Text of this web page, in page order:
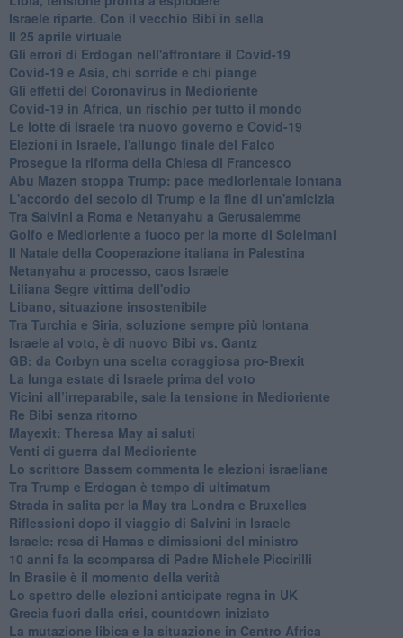
Israele riparte. Con il vecchio Bibi in sella
Il 25 aprile virtuale
Gli errori di Erdogan nell'affrontare il Covid-19
Covid-19 e Asia, chi sorride e chi piange
Gli effetti del Coronavirus in Medioriente
Covid-19 in Africa, un rischio per tutto il mondo
Le lotte di Israele tra nuovo governo e Covid-19
Elezioni in Israele, l'allungo finale del Falco
Prosegue la riforma della Chiesa di Francesco
Abu Mazen stoppa Trump: pace mediorientale lontana
L'accordo del secolo di Trump e la fine di un'amicizia
Tra Salvini a Roma e Netanyahu a Gerusalemme
Golfo e Medioriente a fuoco per la morte di Soleimani
Il Natale della Cooperazione italiana in Palestina
Netanyahu a processo, caos Israele
Liliana Segre vittima dell'odio
Libano, situazione insostenibile
Tra Turchia e Siria, soluzione sempre più lontana
Israele al voto, è di nuovo Bibi vs. Gantz
GB: da Corbyn una scelta coraggiosa pro-Brexit
La lunga estate di Israele prima del voto
Vicini all’irreparabile, sale la tensione in Medioriente
Re Bibi senza ritorno
Mayexit: Theresa May ai saluti
Venti di guerra dal Medioriente
Lo scrittore Bassem commenta le elezioni israeliane
Tra Trump e Erdogan è tempo di ultimatum
Strada in salita per la May tra Londra e Bruxelles
Riflessioni dopo il viaggio di Salvini in Israele
Israele: resa di Hamas e dimissioni del ministro
10 anni fa la scomparsa di Padre Michele Piccirilli
In Brasile è il momento della verità
Lo spettro delle elezioni anticipate regna in UK
Grecia fuori dalla crisi, countdown iniziato
La mutazione libica e la situazione in Centro Africa